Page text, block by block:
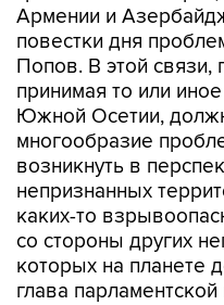
Армении и
повестки дня
Попов. В этой связи,
принимая то или
Южной Осетии,
многообразие
возникнуть в
непризнанных
каких-то
со стороны других
которых на планете
глава